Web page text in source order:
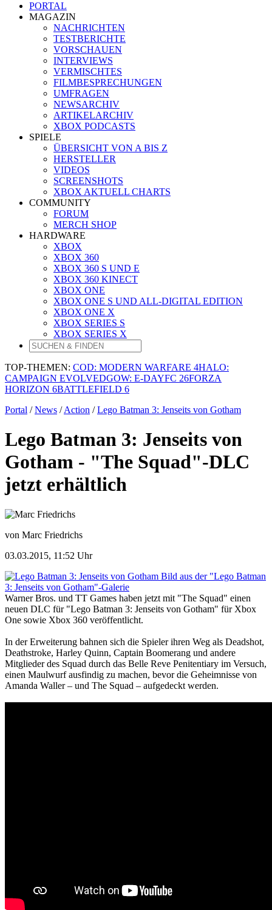
PORTAL
MAGAZIN
NACHRICHTEN
TESTBERICHTE
VORSCHAUEN
INTERVIEWS
VERMISCHTES
FILMBESPRECHUNGEN
UMFRAGEN
NEWSARCHIV
ARTIKELARCHIV
XBOX PODCASTS
SPIELE
ÜBERSICHT VON A BIS Z
HERSTELLER
VIDEOS
SCREENSHOTS
XBOX AKTUELL CHARTS
COMMUNITY
FORUM
MERCH SHOP
HARDWARE
XBOX
XBOX 360
XBOX 360 S UND E
XBOX 360 KINECT
XBOX ONE
XBOX ONE S UND ALL-DIGITAL EDITION
XBOX ONE X
XBOX SERIES S
XBOX SERIES X
TOP-THEMEN: COD: MODERN WARFARE 4HALO:
CAMPAIGN EVOLVEDGOW: E-DAYFC 26FORZA
HORIZON 6BATTLEFIELD 6
Portal /News /Action /Lego Batman 3: Jenseits von Gotham
Lego Batman 3: Jenseits von
Gotham - "The Squad"-DLC
jetzt erhältlich
von Marc Friedrichs
03.03.2015, 11:52 Uhr
Bild aus der "Lego Batman
3: Jenseits von Gotham"-Galerie
Warner Bros. und TT Games haben jetzt mit "The Squad" einen
neuen DLC für "Lego Batman 3: Jenseits von Gotham" für Xbox
One sowie Xbox 360 veröffentlicht.
In der Erweiterung bahnen sich die Spieler ihren Weg als Deadshot,
Deathstroke, Harley Quinn, Captain Boomerang und andere
Mitglieder des Squad durch das Belle Reve Penitentiary im Versuch,
einen Maulwurf ausfindig zu machen, bevor die Geheimnisse von
Amanda Waller – und The Squad – aufgedeckt werden.